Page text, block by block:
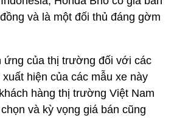
và là một đối thủ đáng gờm
ứng của thị trường đối với các
hiện của các mẫu xe này
hàng thị trường Việt Nam
và kỳ vọng giá bán cũng